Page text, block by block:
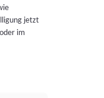
jetzt
im